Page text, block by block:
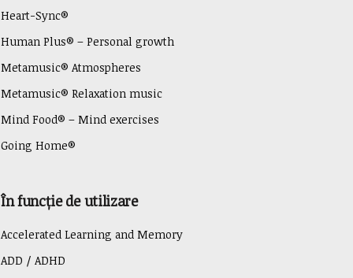
Heart-Sync®
Human Plus® – Personal growth
Metamusic® Atmospheres
Metamusic® Relaxation music
Mind Food® – Mind exercises
Going Home®
În funcție de utilizare
Accelerated Learning and Memory
ADD / ADHD